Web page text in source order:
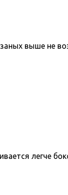
выше не
легче